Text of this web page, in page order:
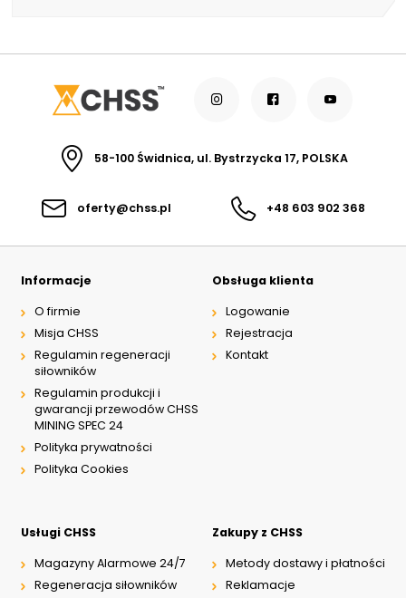
58-100 Świdnica, ul. Bystrzycka 17, POLSKA
oferty@chss.pl +48 603 902 368
Informacje
O firmie
Misja CHSS
Regulamin regeneracji
siłowników
Regulamin produkcji i
gwarancji przewodów CHSS
MINING SPEC 24
Polityka prywatności
Polityka Cookies
Obsługa klienta
Logowanie
Rejestracja
Kontakt
Usługi CHSS
Magazyny Alarmowe 24/7
Regeneracja siłowników
Zakupy z CHSS
Metody dostawy i płatności
Reklamacje